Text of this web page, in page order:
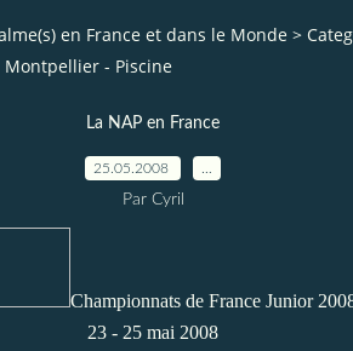
en France et dans le Monde >
Montpellier - Piscine
La NAP en France
25.05.2008
Par Cyril
Championnats de France Junior
23 - 25 mai 2008